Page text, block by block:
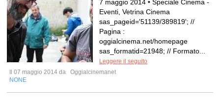
7 maggio 2014 • Speciale Cinema -
Eventi, Vetrina Cinema
sas_pageid='51139/389819'; //
Pagina :
oggialcinema.net/homepage
sas_formatid=21948; // Formato...
Leggere il seguito
Il 07 maggio 2014 da
Oggialcinemanet
NONE